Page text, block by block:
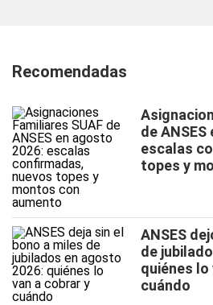
Recomendadas
de
escalas
topes y
ANSES
de
quiénes lo
cuándo